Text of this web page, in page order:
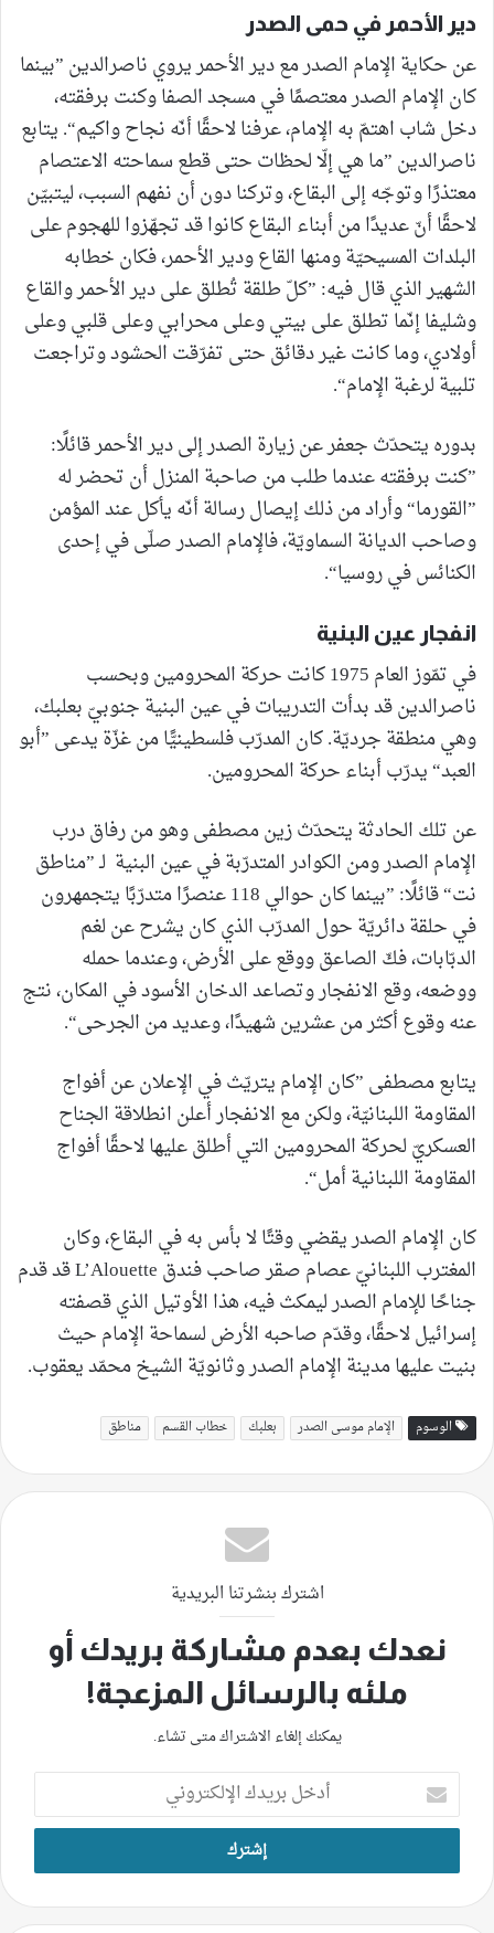
دير الأحمر في حمى الصدر
عن حكاية الإمام الصدر مع دير الأحمر يروي ناصرالدين ”بينما
كان الإمام الصدر معتصمًا في مسجد الصفا وكنت برفقته،
دخل شاب اهتمّ به الإمام، عرفنا لاحقًا أنّه نجاح واكيم“. يتابع
ناصرالدين ”ما هي إلّا لحظات حتى قطع سماحته الاعتصام
معتذرًا وتوجّه إلى البقاع، وتركنا دون أن نفهم السبب، ليتبيّن
لاحقًا أنّ عديدًا من أبناء البقاع كانوا قد تجهّزوا للهجوم على
البلدات المسيحيّة ومنها القاع ودير الأحمر، فكان خطابه
الشهير الذي قال فيه: ”كلّ طلقة تُطلق على دير الأحمر والقاع
وشليفا إنّما تطلق على بيتي وعلى محرابي وعلى قلبي وعلى
أولادي، وما كانت غير دقائق حتى تفرّقت الحشود وتراجعت
تلبية لرغبة الإمام“.
بدوره يتحدّث جعفر عن زيارة الصدر إلى دير الأحمر قائلًا:
”كنت برفقته عندما طلب من صاحبة المنزل أن تحضر له
”القورما“ وأراد من ذلك إيصال رسالة أنّه يأكل عند المؤمن
وصاحب الديانة السماويّة، فالإمام الصدر صلّى في إحدى
الكنائس في روسيا“.
انفجار عين البنية
في تمّوز العام 1975 كانت حركة المحرومين وبحسب
ناصرالدين قد بدأت التدريبات في عين البنية جنوبيّ بعلبك،
وهي منطقة جرديّة. كان المدرّب فلسطينيًّا من غزّة يدعى ”أبو
العبد“ يدرّب أبناء حركة المحرومين.
عن تلك الحادثة يتحدّث زين مصطفى وهو من رفاق درب
الإمام الصدر ومن الكوادر المتدرّبة في عين البنية لـ ”مناطق
نت“ قائلًا: ”بينما كان حوالي 118 عنصرًا متدرّبًا يتجمهرون
في حلقة دائريّة حول المدرّب الذي كان يشرح عن لغم
الدبّابات، فكّ الصاعق ووقع على الأرض، وعندما حمله
ووضعه، وقع الانفجار وتصاعد الدخان الأسود في المكان، نتج
عنه وقوع أكثر من عشرين شهيدًا، وعديد من الجرحى“.
يتابع مصطفى ”كان الإمام يتريّث في الإعلان عن أفواج
المقاومة اللبنانيّة، ولكن مع الانفجار أعلن انطلاقة الجناح
العسكريّ لحركة المحرومين التي أطلق عليها لاحقًا أفواج
المقاومة اللبنانية أمل“.
كان الإمام الصدر يقضي وقتًا لا بأس به في البقاع، وكان
المغترب اللبنانيّ عصام صقر صاحب فندق L’Alouette قد قدم
جناحًا للإمام الصدر ليمكث فيه، هذا الأوتيل الذي قصفته
إسرائيل لاحقًا، وقدّم صاحبه الأرض لسماحة الإمام حيث
بنيت عليها مدينة الإمام الصدر وثانويّة الشيخ محمّد يعقوب.
الوسوم الإمام موسى الصدر بعلبك خطاب القسم مناطق
اشترك بنشرتنا البريدية
نعدك بعدم مشاركة بريدك أو
ملئه بالرسائل المزعجة!
يمكنك إلغاء الاشتراك متى تشاء.
أدخل
بريدك
الإلكتروني